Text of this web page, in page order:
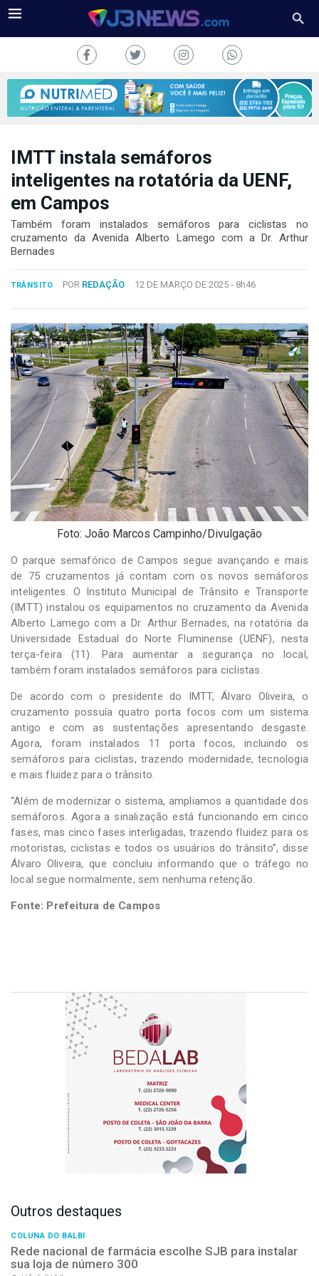
COLUNAS
CONOSCO
2024
Desenvolvido
por
Hesea
Tecnologia
Sistemas
IMTT instala semáforos
inteligentes na rotatória da UENF,
em Campos
Também foram instalados semáforos para ciclistas no
cruzamento da Avenida Alberto Lamego com a Dr. Arthur
Bernades
TRÂNSITO POR REDAÇÃO 12 DE MARÇO DE 2025 - 8h46
Foto: João Marcos Campinho/Divulgação
O parque semafórico de Campos segue avançando e mais
de 75 cruzamentos já contam com os novos semáforos
inteligentes. O Instituto Municipal de Trânsito e Transporte
(IMTT) instalou os equipamentos no cruzamento da Avenida
Alberto Lamego com a Dr. Arthur Bernades, na rotatória da
Universidade Estadual do Norte Fluminense (UENF), nesta
terça-feira (11). Para aumentar a segurança no local,
também foram instalados semáforos para ciclistas.
De acordo com o presidente do IMTT, Álvaro Oliveira, o
cruzamento possuía quatro porta focos com um sistema
antigo e com as sustentações apresentando desgaste.
Agora, foram instalados 11 porta focos, incluindo os
semáforos para ciclistas, trazendo modernidade, tecnologia
e mais fluidez para o trânsito.
“Além de modernizar o sistema, ampliamos a quantidade dos
semáforos. Agora a sinalização está funcionando em cinco
fases, mas cinco fases interligadas, trazendo fluidez para os
motoristas, ciclistas e todos os usuários do trânsito”, disse
Álvaro Oliveira, que concluiu informando que o tráfego no
local segue normalmente, sem nenhuma retenção.
Fonte: Prefeitura de Campos
Outros destaques
COLUNA DO BALBI
Rede nacional de farmácia escolhe SJB para instalar
sua loja de número 300